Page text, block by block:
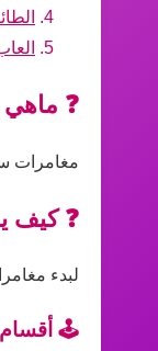
❓
مغامرات
❓ كيف
لبدء
🕹️